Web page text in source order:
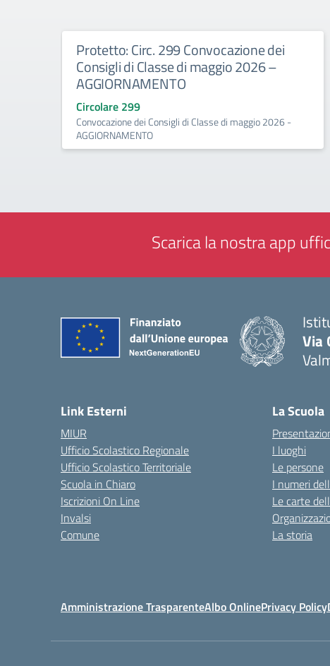
Protetto: Circ. 299 Convocazione dei
Consigli di Classe di maggio 2026 –
AGGIORNAMENTO
Circolare 299
Convocazione dei Consigli di Classe di maggio 2026 -
AGGIORNAMENTO
Scarica la nostra app
Via
Link Esterni
MIUR
Ufficio Scolastico Regionale
Ufficio Scolastico Territoriale
Scuola in Chiaro
Iscrizioni On Line
Invalsi
Comune
La Scuola
I luoghi
Le persone
I numeri
Le carte
La storia
Amministrazione TrasparenteAlbo OnlinePrivacy Policy